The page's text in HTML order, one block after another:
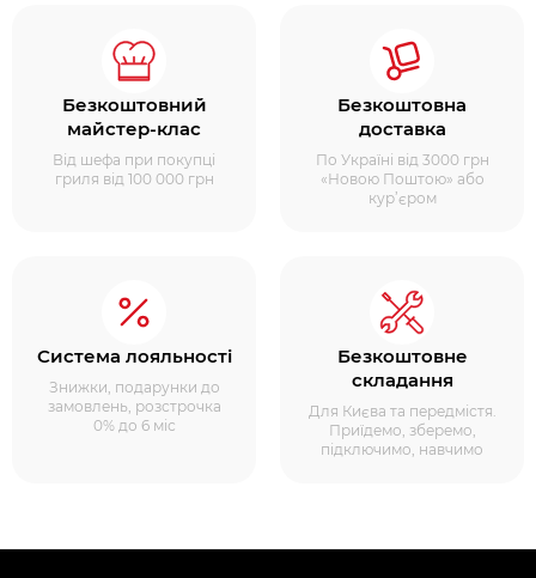
Безкоштовний
майстер-клас
Від шефа при покупці
гриля від 100 000 грн
Безкоштовна
доставка
По Україні від 3000 грн
«Новою Поштою» або
кур’єром
Система лояльності
Знижки, подарунки до
замовлень, розстрочка
0% до 6 міс
Безкоштовне
складання
Для Києва та передмістя.
Приїдемо, зберемо,
підключимо, навчимо